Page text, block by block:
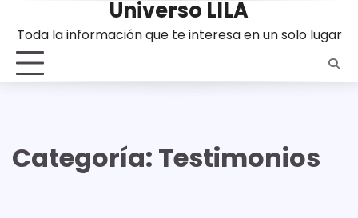
contenido
Universo LILA
Toda la información que te interesa en un solo lugar
Categoría: Testimonios